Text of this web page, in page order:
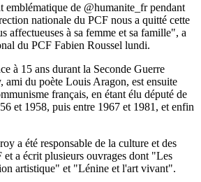
de @humanite_fr pendant
nationale du PCF nous a quitté cette
affectueuses à sa femme et sa famille", a
du PCF Fabien Roussel lundi.
à 15 ans durant la Seconde Guerre
ami du poète Louis Aragon, est ensuite
français, en étant élu député de
et 1958, puis entre 1967 et 1981, et enfin
a été responsable de la culture et des
a écrit plusieurs ouvrages dont "Les
artistique" et "Lénine et l'art vivant".